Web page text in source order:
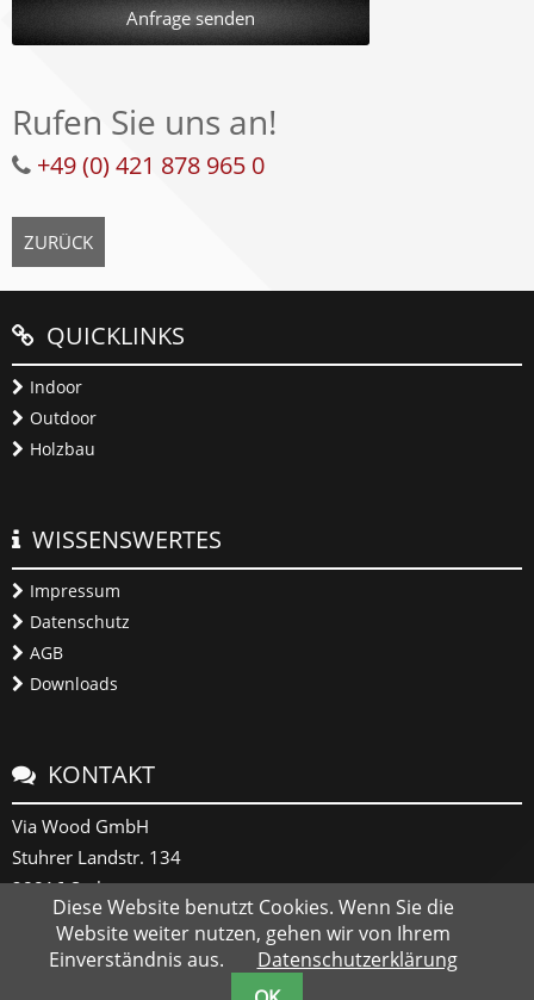
Anfrage senden
Rufen Sie uns an!
+49 (0) 421 878 965 0
ZURÜCK
QUICKLINKS
Indoor
Outdoor
Holzbau
WISSENSWERTES
Impressum
Datenschutz
AGB
Downloads
KONTAKT
Via Wood GmbH
Stuhrer Landstr. 134
28816 Stuhr
+49 (0) 421 878 965 0
info@viawood.de
Diese Website benutzt Cookies. Wenn Sie die
Website weiter nutzen, gehen wir von Ihrem
Einverständnis aus.
Datenschutzerklärung